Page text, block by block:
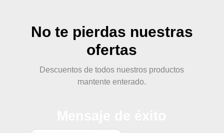
No te pierdas nuestras
ofertas
Descuentos de todos nuestros productos
mantente enterado.